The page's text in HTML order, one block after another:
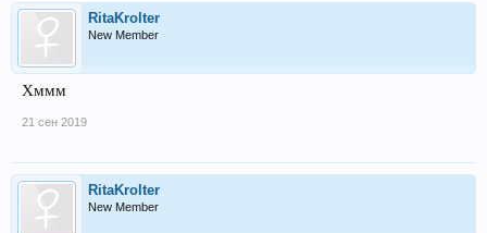
RitaKrolter
New Member
Хммм
21 сен 2019
RitaKrolter
New Member